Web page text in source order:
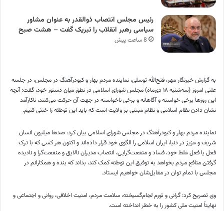
رئیس مجلس انتصاب ذوالقدر به عنوان مشاور
سیاسی رهبر انقلاب را تبریک گفت – هشت صبح
8 ساعت پیش
به گزارش خبرنگار مهر، فتح‌الله توسلی، نماینده مردم بهار و کبودرآهنگ در مجلس، در جلسه
علنی امروز (سه‌شنبه ۱۸ دی‌‎ماه) مجلس شورای اسلامی در نطق میان دستور خود، گفت: آنچه
این روزها برخی خواسته و آگاهانه و برخی ناخواسته در جهت آن حرکت می‌کنند، ناکارآمد
نشان دادن نظام اسلامی و نظاممبتنی بر ولایت است که باید این توطئهرا خنثی کنیم‌.
نماینده مردم بهار و کبودرآهنگ در مجلس شورای اسلامی بیان کرد: صدها میلیون انسان
شریف و عزیز در دنیا، ایران اسلامی را الگوی خود قرار داده‌اند و اکنون هر کسی که با ترک
فعلیا فعلغلط خود، فساد و منفعت‌گرایی، انتصاب مدیران نالایق و منفعت‌گرا و نادیده
گرفتن منافع مردم بخواهد به توفیق این توطئهکمک کند، بداند که بندهو همکارانم در
مجلس با تمام توان در مقابل‌شان خواهیم ایستاد.
وی تصریح کرد: گرانی و تورم لجام‌گسیخته، سلامت مردم، امنیت اخلاقی، روانی و اجتماعی و
نهایتاً امنیت ملی کشور را به خطر انداخته است.